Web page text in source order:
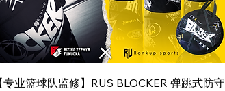
专业篮球队监修】RUS BLOCKER 弹跳式防守